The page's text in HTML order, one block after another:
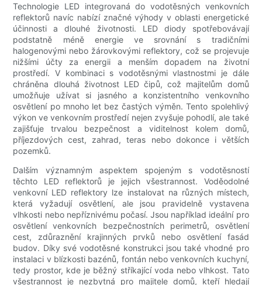
Technologie LED integrovaná do vodotěsných venkovních
reflektorů navíc nabízí značné výhody v oblasti energetické
účinnosti a dlouhé životnosti. LED diody spotřebovávají
podstatně méně energie ve srovnání s tradičními
halogenovými nebo žárovkovými reflektory, což se projevuje
nižšími účty za energii a menším dopadem na životní
prostředí. V kombinaci s vodotěsnými vlastnostmi je dále
chráněna dlouhá životnost LED čipů, což majitelům domů
umožňuje užívat si jasného a konzistentního venkovního
osvětlení po mnoho let bez častých výměn. Tento spolehlivý
výkon ve venkovním prostředí nejen zvyšuje pohodlí, ale také
zajišťuje trvalou bezpečnost a viditelnost kolem domů,
příjezdových cest, zahrad, teras nebo dokonce i větších
pozemků.
Dalším významným aspektem spojeným s vodotěsností
těchto LED reflektorů je jejich všestrannost. Voděodolné
venkovní LED reflektory lze instalovat na různých místech,
která vyžadují osvětlení, ale jsou pravidelně vystavena
vlhkosti nebo nepříznivému počasí. Jsou například ideální pro
osvětlení venkovních bezpečnostních perimetrů, osvětlení
cest, zdůraznění krajinných prvků nebo osvětlení fasád
budov. Díky své vodotěsné konstrukci jsou také vhodné pro
instalaci v blízkosti bazénů, fontán nebo venkovních kuchyní,
tedy prostor, kde je běžný stříkající voda nebo vlhkost. Tato
všestrannost je nezbytná pro majitele domů, kteří hledají